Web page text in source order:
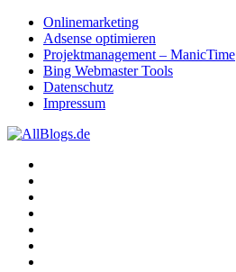
Onlinemarketing
Adsense optimieren
Projektmanagement – ManicTime
Bing Webmaster Tools
Datenschutz
Impressum